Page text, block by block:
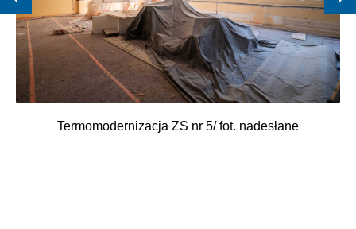
Termomodernizacja ZS nr 5/ fot. nadesłane